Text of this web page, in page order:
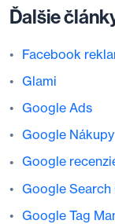
Ďalšie
Facebook
Glami
Google Ads
Google Nákupy
Google
Google Search
Google Tag